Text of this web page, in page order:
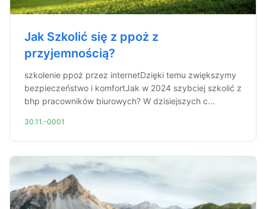
Jak Szkolić się z ppoż z
przyjemnością?
szkolenie ppoż przez internetDzięki temu zwiększymy
bezpieczeństwo i komfortJak w 2024 szybciej szkolić z
bhp pracowników biurowych? W dzisiejszych c...
30.11.-0001